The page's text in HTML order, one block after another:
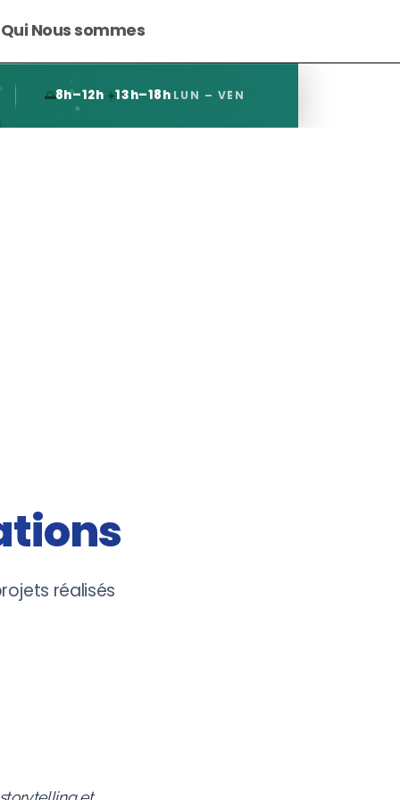
Qui Nous sommes
🌅8h–12h·☀️13h–18h·LUN – VEN
réalisés